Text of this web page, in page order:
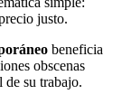
justo.
beneficia
obscenas
de su trabajo.